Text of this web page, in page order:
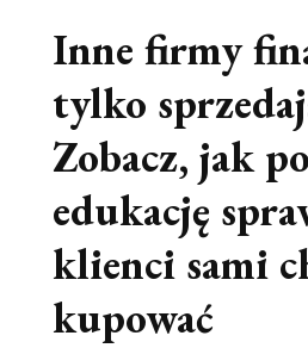
Inne firmy
tylko
Zobacz, jak
edukację
klienci sami
kupować